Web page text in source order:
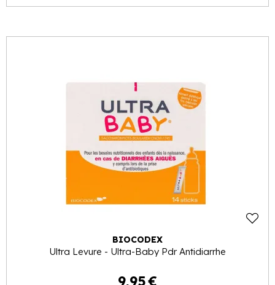
BIOCODEX
Ultra Levure - Ultra-Baby Pdr Antidiarrhe
9,95€